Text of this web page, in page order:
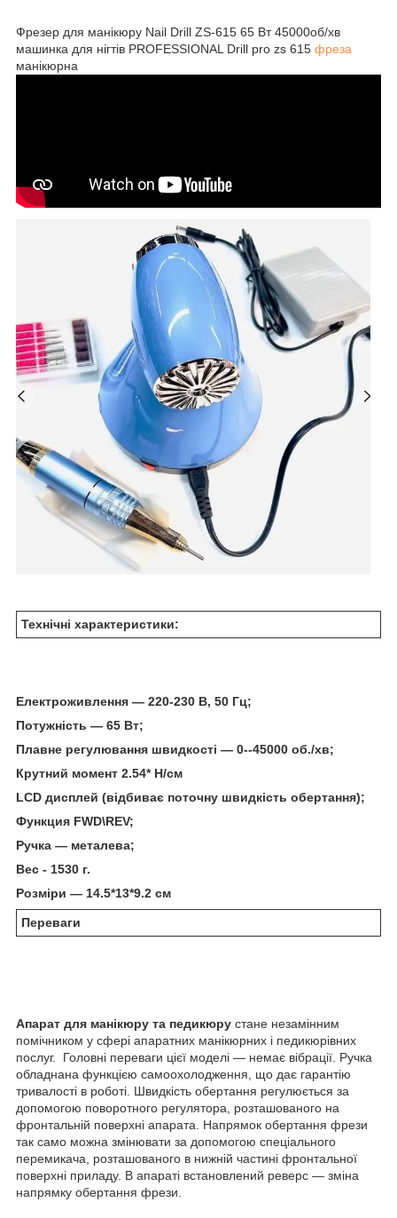
Фрезер для манікюру Nail Drill ZS-615 65 Вт 45000об/хв
машинка для нігтів PROFESSIONAL Drill pro zs 615 фреза
манікюрна
Технічні характеристики:
Електроживлення — 220-230 В, 50 Гц;
Потужність — 65 Вт;
Плавне регулювання швидкості — 0--45000 об./хв;
Крутний момент 2.54* Н/см
LCD дисплей (відбиває поточну швидкість обертання);
Функция FWD\REV;
Ручка — металева;
Вес - 1530 г.
Розміри — 14.5*13*9.2 см
Переваги
Апарат для манікюру та педикюру стане незамінним
помічником у сфері апаратних манікюрних і педикюрівних
послуг. Головні переваги цієї моделі — немає вібрації. Ручка
обладнана функцією самоохолодження, що дає гарантію
тривалості в роботі. Швидкість обертання регулюється за
допомогою поворотного регулятора, розташованого на
фронтальній поверхні апарата. Напрямок обертання фрези
так само можна змінювати за допомогою спеціального
перемикача, розташованого в нижній частині фронтальної
поверхні приладу. В апараті встановлений реверс — зміна
напрямку обертання фрези.